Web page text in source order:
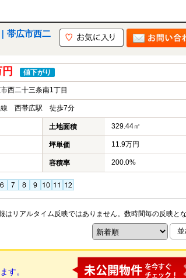
帯広市西二
値下がり
西二十三条南1丁目
線 西帯広駅 徒歩7分
土地面積 329.44㎡
坪単価 11.9万円
容積率 200.0%
リアルタイム反映ではありません。数時間毎の反映とな
す。